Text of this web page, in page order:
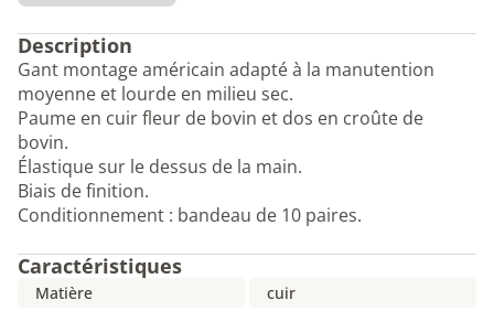
Description
Gant montage américain adapté à la manutention
moyenne et lourde en milieu sec.
Paume en cuir fleur de bovin et dos en croûte de
bovin.
Élastique sur le dessus de la main.
Biais de finition.
Conditionnement : bandeau de 10 paires.
Caractéristiques
Matière
cuir